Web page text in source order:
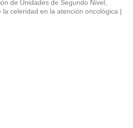
de Unidades de Segundo Nivel,
celeridad en la atención oncológica